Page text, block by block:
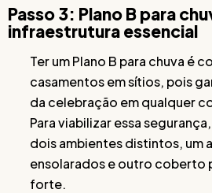
Passo 3: Plano B para
infraestrutura essencial
Ter um Plano B para chuva é
casamentos em sítios, pois
da celebração em qualquer
Para viabilizar essa
dois ambientes distintos, um
ensolarados e outro coberto
forte.